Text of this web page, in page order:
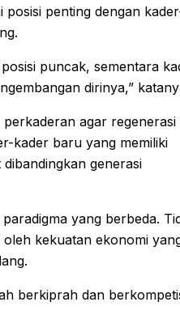
penting dengan
puncak, sementara
dirinya,”
agar regenerasi
kader baru yang memiliki
generasi
yang berbeda.
kekuatan ekonomi
berkiprah dan